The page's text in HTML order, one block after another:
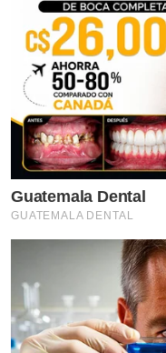
Guatemala Dental
GUATEMALA DENTAL